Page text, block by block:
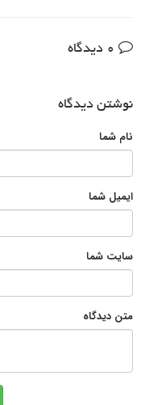
نوشتن دیدگاه
نام شما
ایمیل شما
سایت شما
متن دیدگاه